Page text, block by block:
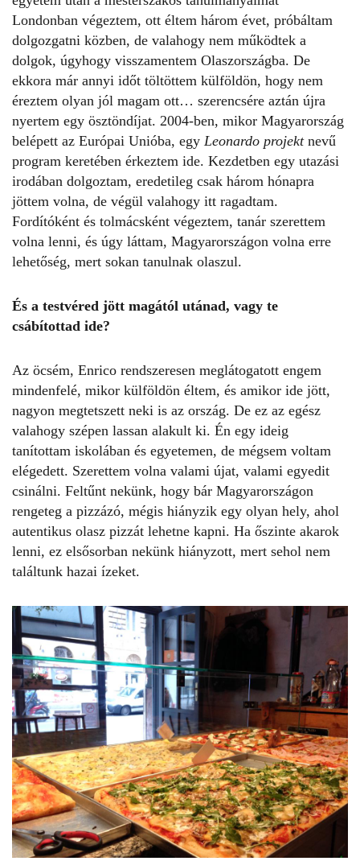
Londonban végeztem, ott éltem három évet, próbáltam
dolgozgatni közben, de valahogy nem működtek a
dolgok, úgyhogy visszamentem Olaszországba. De
ekkora már annyi időt töltöttem külföldön, hogy nem
éreztem olyan jól magam ott… szerencsére aztán újra
nyertem egy ösztöndíjat. 2004-ben, mikor Magyarország
belépett az Európai Unióba, egy Leonardo projektnevű
program keretében érkeztem ide. Kezdetben egy utazási
irodában dolgoztam, eredetileg csak három hónapra
jöttem volna, de végül valahogy itt ragadtam.
Fordítóként és tolmácsként végeztem, tanár szerettem
volna lenni, és úgy láttam, Magyarországon volna erre
lehetőség, mert sokan tanulnak olaszul.
És a testvéred jött magától utánad, vagy te
csábítottad ide?
Az öcsém, Enrico rendszeresen meglátogatott engem
mindenfelé, mikor külföldön éltem, és amikor ide jött,
nagyon megtetszett neki is az ország. De ez az egész
valahogy szépen lassan alakult ki. Én egy ideig
tanítottam iskolában és egyetemen, de mégsem voltam
elégedett. Szerettem volna valami újat, valami egyedit
csinálni. Feltűnt nekünk, hogy bár Magyarországon
rengeteg a pizzázó, mégis hiányzik egy olyan hely, ahol
autentikus olasz pizzát lehetne kapni. Ha őszinte akarok
lenni, ez elsősorban nekünk hiányzott, mert sehol nem
találtunk hazai ízeket.